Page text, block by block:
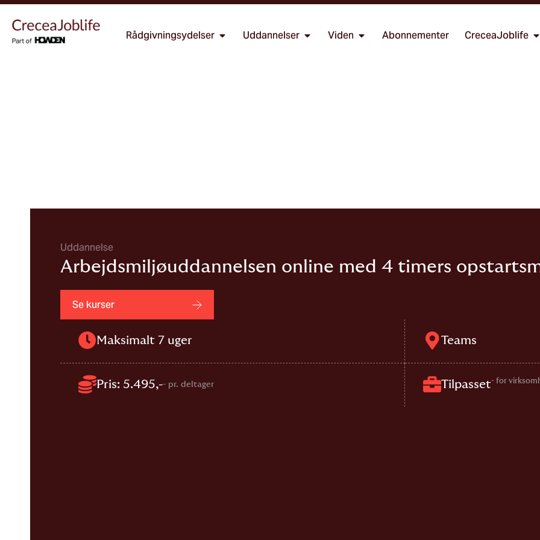
Rådgivningsydelser Uddannelser Viden Abonnementer CreceaJoblife
Uddannelse
Arbejdsmiljøuddannelsen online med 4 timers
Se kurser
Maksimalt 7 uger Teams
Pris: 5.495,-- pr. deltager Tilpasset- for